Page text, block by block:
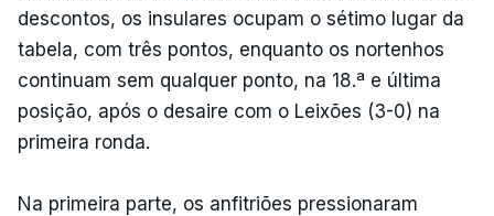
descontos, os insulares ocupam o sétimo lugar da
tabela, com três pontos, enquanto os nortenhos
continuam sem qualquer ponto, na 18.ª e última
posição, após o desaire com o Leixões (3-0) na
primeira ronda.
Na primeira parte, os anfitriões pressionaram